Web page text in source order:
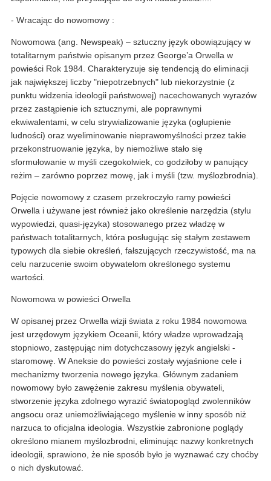
- Wracając do nowomowy :
Nowomowa (ang. Newspeak) – sztuczny język obowiązujący w
totalitarnym państwie opisanym przez George’a Orwella w
powieści Rok 1984. Charakteryzuje się tendencją do eliminacji
jak największej liczby "niepotrzebnych" lub niekorzystnie (z
punktu widzenia ideologii państwowej) nacechowanych wyrazów
przez zastąpienie ich sztucznymi, ale poprawnymi
ekwiwalentami, w celu strywializowanie języka (ogłupienie
ludności) oraz wyeliminowanie nieprawomyślności przez takie
przekonstruowanie języka, by niemożliwe stało się
sformułowanie w myśli czegokolwiek, co godziłoby w panujący
reżim – zarówno poprzez mowę, jak i myśli (tzw. myślozbrodnia).
Pojęcie nowomowy z czasem przekroczyło ramy powieści
Orwella i używane jest również jako określenie narzędzia (stylu
wypowiedzi, quasi-języka) stosowanego przez władzę w
państwach totalitarnych, która posługując się stałym zestawem
typowych dla siebie określeń, fałszujących rzeczywistość, ma na
celu narzucenie swoim obywatelom określonego systemu
wartości.
Nowomowa w powieści Orwella
W opisanej przez Orwella wizji świata z roku 1984 nowomowa
jest urzędowym językiem Oceanii, który władze wprowadzają
stopniowo, zastępując nim dotychczasowy język angielski -
staromowę. W Aneksie do powieści zostały wyjaśnione cele i
mechanizmy tworzenia nowego języka. Głównym zadaniem
nowomowy było zawężenie zakresu myślenia obywateli,
stworzenie języka zdolnego wyrazić światopogląd zwolenników
angsocu oraz uniemożliwiającego myślenie w inny sposób niż
narzuca to oficjalna ideologia. Wszystkie zabronione poglądy
określono mianem myślozbrodni, eliminując nazwy konkretnych
ideologii, sprawiono, że nie sposób było je wyznawać czy choćby
o nich dyskutować.